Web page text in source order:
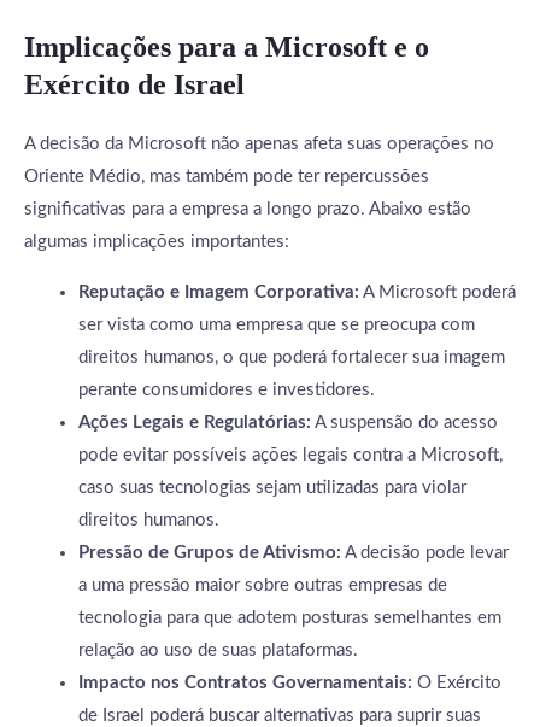
Implicações para a Microsoft e o
Exército de Israel
A decisão da Microsoft não apenas afeta suas operações no
Oriente Médio, mas também pode ter repercussões
significativas para a empresa a longo prazo. Abaixo estão
algumas implicações importantes:
Reputação e Imagem Corporativa: A Microsoft poderá
ser vista como uma empresa que se preocupa com
direitos humanos, o que poderá fortalecer sua imagem
perante consumidores e investidores.
Ações Legais e Regulatórias: A suspensão do acesso
pode evitar possíveis ações legais contra a Microsoft,
caso suas tecnologias sejam utilizadas para violar
direitos humanos.
Pressão de Grupos de Ativismo: A decisão pode levar
a uma pressão maior sobre outras empresas de
tecnologia para que adotem posturas semelhantes em
relação ao uso de suas plataformas.
Impacto nos Contratos Governamentais: O Exército
de Israel poderá buscar alternativas para suprir suas